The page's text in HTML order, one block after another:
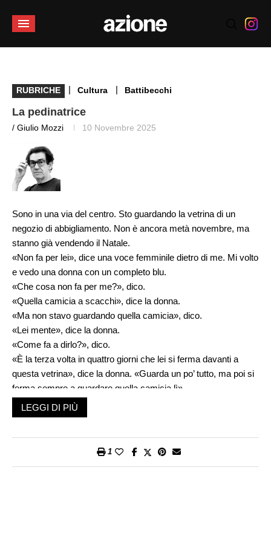
RUBRICHE | Cultura | Battibecchi
La pedinatrice
/ Giulio Mozzi 10 Novembre 2025
Sono in una via del centro. Sto guardando la vetrina di un
negozio di abbigliamento. Non è ancora metà novembre, ma
stanno già vendendo il Natale.
«Non fa per lei», dice una voce femminile dietro di me. Mi volto
e vedo una donna con un completo blu.
«Che cosa non fa per me?», dico.
«Quella camicia a scacchi», dice la donna.
«Ma non stavo guardando quella camicia», dico.
«Lei mente», dice la donna.
«Come fa a dirlo?», dico.
«È la terza volta in quattro giorni che lei si ferma davanti a
questa vetrina», dice la donna. «Guarda un po’ tutto, ma poi si
ferma sempre a guardare quella camicia lì».
«Mi sta pedinando?», dico.
«No», dice la donna. «Raccolgo informazioni».
LEGGI DI PIÙ
1